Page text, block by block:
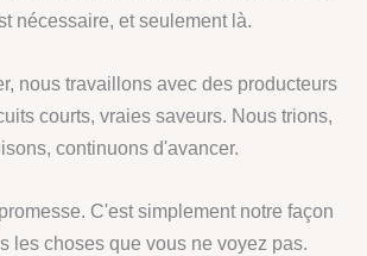
nécessaire, et seulement là.
nous travaillons avec des producteurs
courts, vraies saveurs. Nous trions,
continuons d'avancer.
C'est simplement notre façon
les choses que vous ne voyez pas.